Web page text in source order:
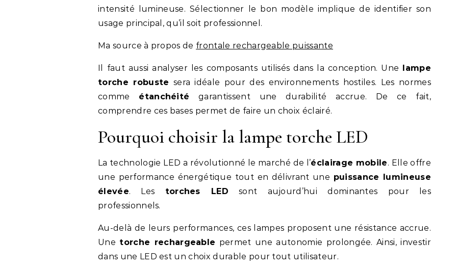
intensité lumineuse. Sélectionner le bon modèle implique de identifier son
usage principal, qu’il soit professionnel.
Ma source à propos de frontale rechargeable puissante
Il faut aussi analyser les composants utilisés dans la conception. Une lampe
torche robuste sera idéale pour des environnements hostiles. Les normes
comme étanchéité garantissent une durabilité accrue. De ce fait,
comprendre ces bases permet de faire un choix éclairé.
Pourquoi choisir la lampe torche LED
La technologie LED a révolutionné le marché de l’éclairage mobile. Elle offre
une performance énergétique tout en délivrant une puissance lumineuse
élevée. Les torches LED sont aujourd’hui dominantes pour les
professionnels.
Au-delà de leurs performances, ces lampes proposent une résistance accrue.
Une torche rechargeable permet une autonomie prolongée. Ainsi, investir
dans une LED est un choix durable pour tout utilisateur.